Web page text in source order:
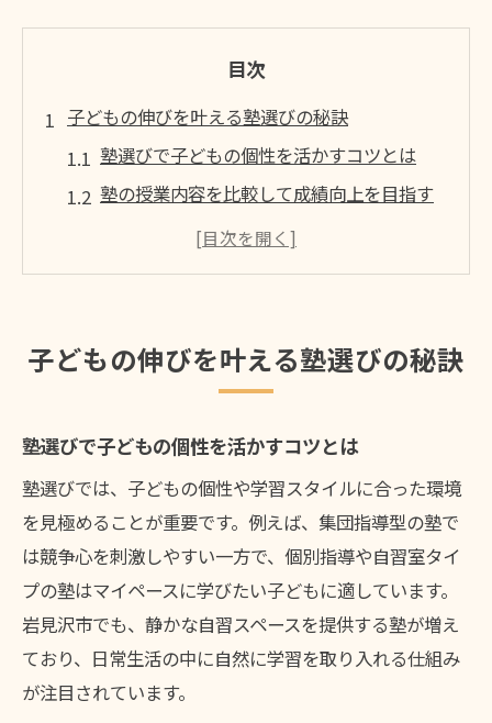
目次
子どもの伸びを叶える塾選びの秘訣
塾選びで子どもの個性を活かすコツとは
塾の授業内容を比較して成績向上を目指す
塾選びは口コミや実績も重視しよう
岩見沢 塾 月謝で無理のない通塾を検討
塾に通う前に知りたい授業の違い
塾の授業スタイルが子どもに合うかを見極
め
塾の学習サポートで身につく力を比較しよ
う
岩見沢 塾 月謝と授業形態のバランスを見る
塾の自習室や補講の有無も確認が大切
迷った時に役立つ塾選びの基準とは
子どもの伸びを叶える塾選びの秘訣
塾選びで子どもの個性を活かすコツとは
塾選びでは、子どもの個性や学習スタイルに合った環境
を見極めることが重要です。例えば、集団指導型の塾で
は競争心を刺激しやすい一方で、個別指導や自習室タイ
プの塾はマイペースに学びたい子どもに適しています。
岩見沢市でも、静かな自習スペースを提供する塾が増え
ており、日常生活の中に自然に学習を取り入れる仕組み
が注目されています。